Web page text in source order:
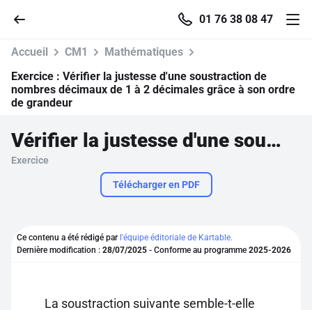
01 76 38 08 47
Pour profiter de 10 contenus offerts.
Accueil CM1
Mathématiques
Exercice : Vérifier la justesse d'une soustraction de
nombres décimaux de 1 à 2 décimales grâce à son ordre
de grandeur
Vérifier la justesse d'une soustraction de nombres décimaux de 1 à 2 décimales grâce à son ordre de grandeur
Exercice
Télécharger en PDF
Ce contenu a été rédigé par l'équipe éditoriale de Kartable.
Dernière modification : 28/07/2025 - Conforme au programme 2025-2026
La soustraction suivante semble-t-elle